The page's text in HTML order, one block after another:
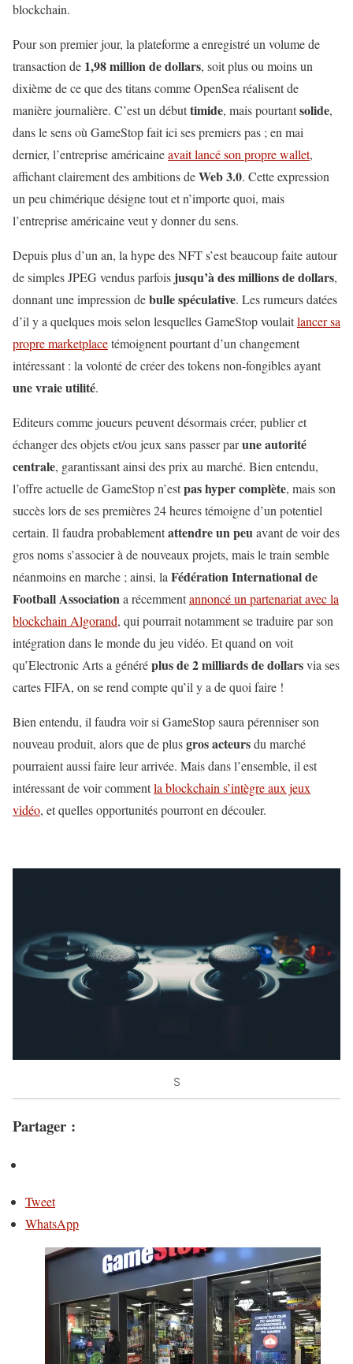
blockchain.
Pour son premier jour, la plateforme a enregistré un volume de
transaction de 1,98 million de dollars, soit plus ou moins un
dixième de ce que des titans comme OpenSea réalisent de
manière journalière. C’est un débuttimide, mais pourtantsolide,
dans le sens où GameStop fait ici ses premiers pas ; en mai
dernier, l’entreprise américaineavait lancé son propre wallet,
affichant clairement des ambitions deWeb 3.0. Cette expression
un peu chimérique désigne tout et n’importe quoi, mais
l’entreprise américaine veut y donner du sens.
Depuis plus d’un an, la hype des NFT s’est beaucoup faite autour
de simples JPEG vendus parfois jusqu’à des millions de dollars,
donnant une impression debulle spéculative. Les rumeurs datées
d’il y a quelques mois selon lesquelles GameStop voulaitlancer sa
propre marketplacetémoignent pourtant d’un changement
intéressant : la volonté de créer des tokens non-fongibles ayant
une vraie utilité.
Editeurs comme joueurs peuvent désormais créer, publier et
échanger des objets et/ou jeux sans passer parune autorité
centrale, garantissant ainsi des prix au marché. Bien entendu,
l’offre actuelle de GameStop n’estpas hyper complète, mais son
succès lors de ses premières 24 heures témoigne d’un potentiel
certain. Il faudra probablementattendre un peuavant de voir des
gros noms s’associer à de nouveaux projets, mais le train semble
néanmoins en marche ; ainsi, laFédération International de
Football Associationa récemmentannoncé un partenariat avec la
blockchain Algorand, qui pourrait notamment se traduire par son
intégration dans le monde du jeu vidéo. Et quand on voit
qu’Electronic Arts a généréplus de 2 milliards de dollarsvia ses
cartes FIFA, on se rend compte qu’il y a de quoi faire !
Bien entendu, il faudra voir si GameStop saura pérenniser son
nouveau produit, alors que de plusgros acteursdu marché
pourraient aussi faire leur arrivée. Mais dans l’ensemble, il est
intéressant de voir commentla blockchain s’intègre aux jeux
vidéo, et quelles opportunités pourront en découler.
S
Partager :
Tweet
WhatsApp